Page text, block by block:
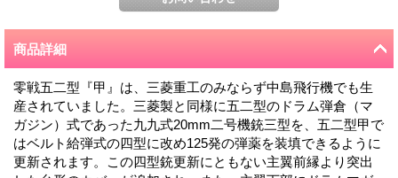
商品詳細
零戦五二型『甲』は、三菱重工のみならず中島飛行機でも生
産されていました。三菱製と同様に五二型のドラム弾倉（マ
ガジン）式であった九九式20mm二号機銃三型を、五二型甲で
はベルト給弾式の四型に改め125発の弾薬を装填できるように
更新されます。この四型銃更新にともない主翼前縁より突出